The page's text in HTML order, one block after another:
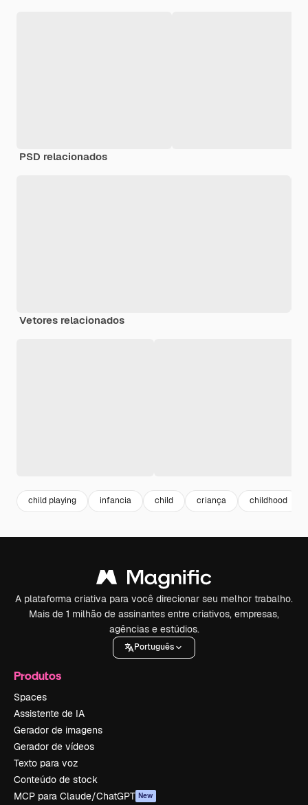
PSD relacionados
Vetores relacionados
child playing infancia child criança childhood
A plataforma criativa para você direcionar seu melhor trabalho.
Mais de 1 milhão de assinantes entre criativos, empresas,
agências e estúdios.
Português
Produtos
Spaces
Assistente de IA
Gerador de imagens
Gerador de vídeos
Texto para voz
Conteúdo de stock
MCP para Claude/ChatGPT New